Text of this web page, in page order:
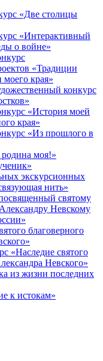
«Две столицы
«Интерактивный
о войне»
«Традиции
края»
конкурс
«История моей
края»
«Из прошлого в
родина моя!»
экскурсионных
нить»
святому
Невскому
благоверного
«Наследие святого
Невского»
из жизни последних
к истокам»